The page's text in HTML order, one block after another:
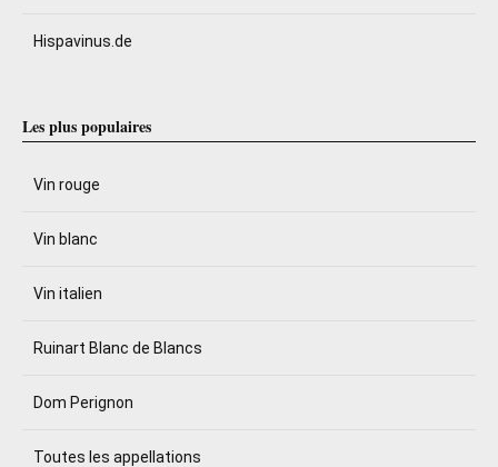
Hispavinus.de
Les plus populaires
Vin rouge
Vin blanc
Vin italien
Ruinart Blanc de Blancs
Dom Perignon
Toutes les appellations